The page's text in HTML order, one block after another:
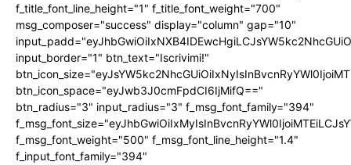
f_title_font_line_height="1" f_title_font_weight="700"
msg_composer="success" display="column" gap="10"
input_border="1" btn_text="Iscrivimi!"
btn_icon_space="eyJwb3J0cmFpdCI6IjMifQ=="
btn_radius="3" input_radius="3" f_msg_font_family="394"
f_msg_font_weight="500" f_msg_font_line_height="1.4"
f_input_font_family="394"